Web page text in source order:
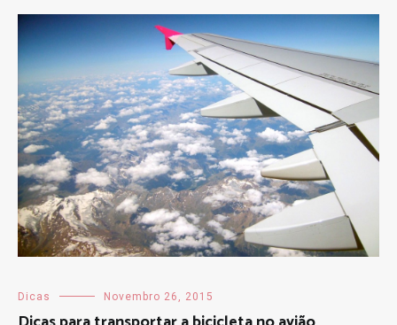
Dicas Novembro 26, 2015